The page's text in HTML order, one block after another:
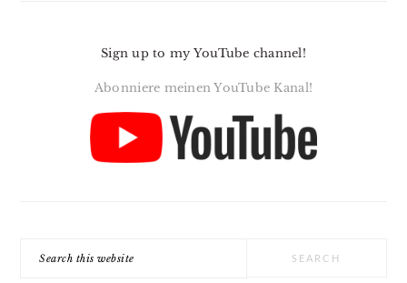
Sign up to my YouTube channel!
Abonniere meinen YouTube Kanal!